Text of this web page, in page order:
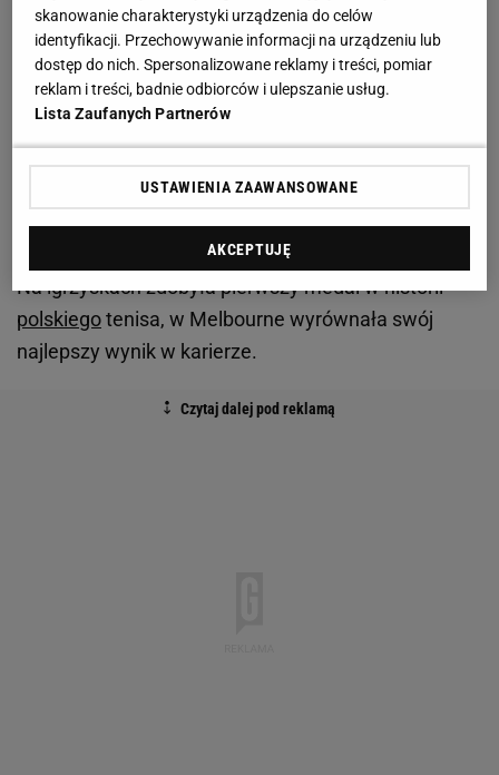
czasie: trzecią rundę Wimbledonu, brązowy medal
igrzysk, półfinał w Cincinnati, ćwierćfinał US Open,
pożegnanie się z WTA Finals na etapie rywalizacji
grupowej, półfinał Australian Open, półfinał w Dosze
Z jednej strony nie wygrała żadnego z tych turniejów,
ale z drugiej trudno uznać, że są to wyraźnie złe
. Przeciwnie - to wciąż bardzo dobre rezultaty.
Na igrzyskach zdobyła pierwszy medal w historii
polskiegotenisa, w Melbourne wyrównała swój
najlepszy wynik w karierze.
skanowanie charakterystyki urządzenia do celów
identyfikacji. Przechowywanie informacji na urządzeniu lub
dostęp do nich. Spersonalizowane reklamy i treści, pomiar
reklam i treści, badnie odbiorców i ulepszanie usług.
Lista Zaufanych Partnerów
USTAWIENIA ZAAWANSOWANE
AKCEPTUJĘ